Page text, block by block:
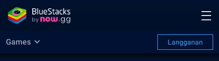
Games Langganan